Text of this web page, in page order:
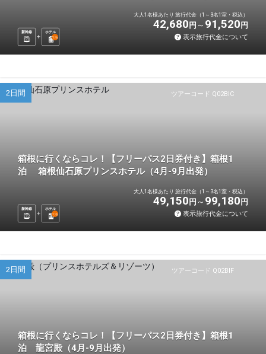
新幹線
ホテル
1 泊
大人1名様あたり 旅行代金（1～3名1室・税込）
42,680 円 91,520 円
表示旅行代金について
ツアーコード Q02BIC
2日間
箱根に行くならコレ！【フリーパス2日券付き】箱根1
泊 箱根仙石原プリンスホテル（4月-9月出発）
新幹線
ホテル
1 泊
大人1名様あたり 旅行代金（1～3名1室・税込）
49,150 円 99,180 円
表示旅行代金について
ツアーコード Q02BIF
2日間
箱根に行くならコレ！【フリーパス2日券付き】箱根1
泊 龍宮殿（4月-9月出発）